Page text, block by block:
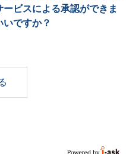
ビスによる承認ができま
ですか？